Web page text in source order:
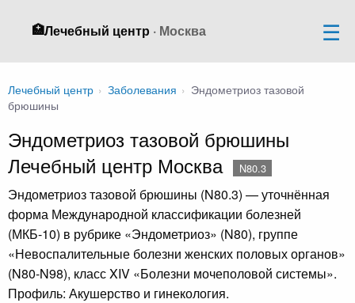
🏥Лечебный центр · Москва
Лечебный центр › Заболевания › Эндометриоз тазовой
брюшины
Эндометриоз тазовой брюшины
Лечебный центр Москва
N80.3
Эндометриоз тазовой брюшины (N80.3) — уточнённая
форма Международной классификации болезней
(МКБ-10) в рубрике «Эндометриоз» (N80), группе
«Невоспалительные болезни женских половых органов»
(N80-N98), класс XIV «Болезни мочеполовой системы».
Профиль: Акушерство и гинекология.